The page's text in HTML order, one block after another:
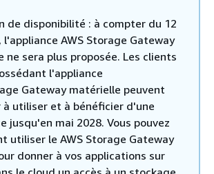
de disponibilité : à compter du 12
l'appliance AWS Storage Gateway
ne sera plus proposée. Les clients
l'appliance
Gateway matérielle peuvent
à utiliser et à bénéficier d'une
jusqu'en mai 2028. Vous pouvez
utiliser le AWS Storage Gateway
donner à vos applications sur